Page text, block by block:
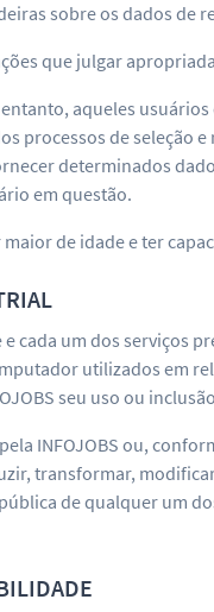
sobre os dados
que julgar
aqueles
processos de seleção
determinados
em questão.
de idade e ter
cada um dos serviços
utilizados em
seu uso ou
INFOJOBS ou,
transformar,
de qualquer um